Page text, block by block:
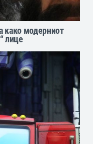
како модерниот
лице